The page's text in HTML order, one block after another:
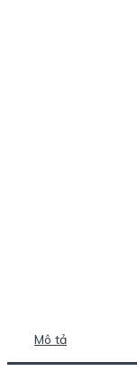
Mô tả